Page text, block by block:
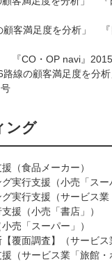
顧客満足度を分析」
『CO・OP navi』
6路線の顧客満足度を分
ング
（食品メーカー）
実行支援（小売「スー
実行支援（サービス業
援（小売「書店」）
売「スーパー」）
覆面調査】（サービス
（サービス業「旅館・